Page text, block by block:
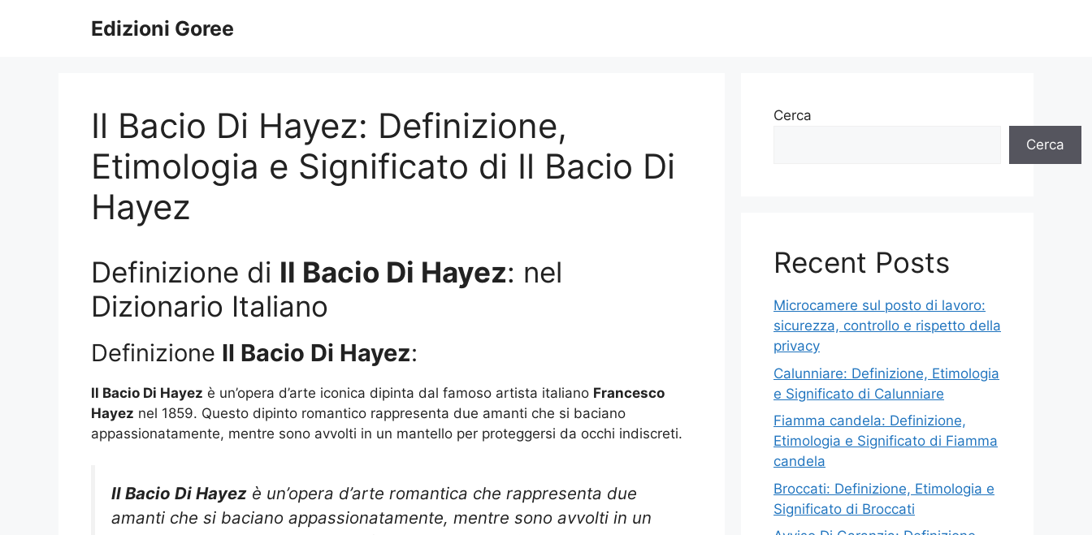
Edizioni Goree
Il Bacio Di Hayez: Definizione,
Etimologia e Significato di Il Bacio Di
Hayez
Definizione di Il Bacio Di Hayez: nel
Dizionario Italiano
Definizione Il Bacio Di Hayez:
Il Bacio Di Hayez è un’opera d’arte iconica dipinta dal famoso artista italiano Francesco
Hayez nel 1859. Questo dipinto romantico rappresenta due amanti che si baciano
appassionatamente, mentre sono avvolti in un mantello per proteggersi da occhi indiscreti.
Il Bacio Di Hayez è un’opera d’arte romantica che rappresenta due
amanti che si baciano appassionatamente, mentre sono avvolti in un
Cerca
Cerca
Recent Posts
Microcamere sul posto di lavoro:
sicurezza, controllo e rispetto della
privacy
Calunniare: Definizione, Etimologia
e Significato di Calunniare
Fiamma candela: Definizione,
Etimologia e Significato di Fiamma
candela
Broccati: Definizione, Etimologia e
Significato di Broccati